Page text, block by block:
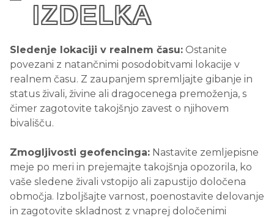
IZDELKA
Sledenje lokaciji v realnem času:Ostanite
povezani z natančnimi posodobitvami lokacije v
realnem času. Z zaupanjem spremljajte gibanje in
status živali, živine ali dragocenega premoženja, s
čimer zagotovite takojšnjo zavest o njihovem
bivališču.
Zmogljivosti geofencinga:Nastavite zemljepisne
meje po meri in prejemajte takojšnja opozorila, ko
vaše sledene živali vstopijo ali zapustijo določena
območja. Izboljšajte varnost, poenostavite delovanje
in zagotovite skladnost z vnaprej določenimi